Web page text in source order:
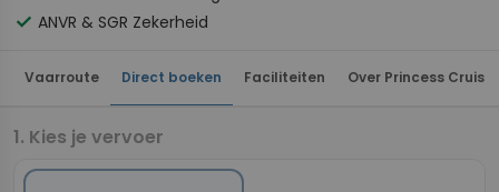
check ANVR & SGR Zekerheid
Vaarroute Direct boeken Faciliteiten Over Princess
Kies je vervoer